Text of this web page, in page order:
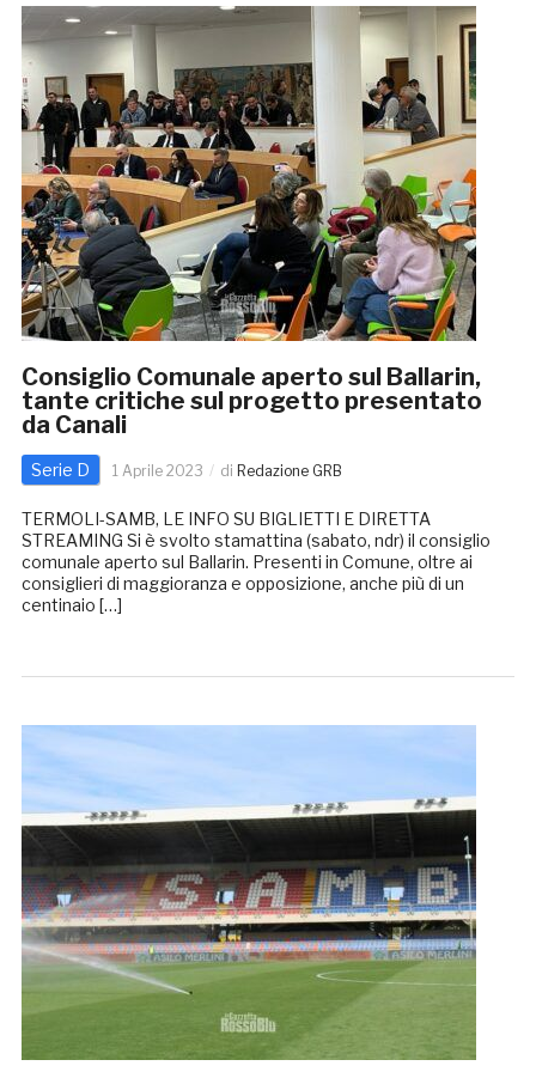
Consiglio Comunale aperto sul Ballarin,
tante critiche sul progetto presentato
da Canali
Serie D 1 Aprile 2023 di Redazione GRB
TERMOLI-SAMB, LE INFO SU BIGLIETTI E DIRETTA
STREAMING Si è svolto stamattina (sabato, ndr) il consiglio
comunale aperto sul Ballarin. Presenti in Comune, oltre ai
consiglieri di maggioranza e opposizione, anche più di un
centinaio […]